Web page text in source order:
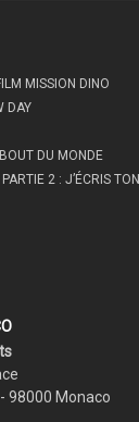
MISSION DINO
DAY
DU MONDE
2 : J’ÉCRIS
98000 Monaco